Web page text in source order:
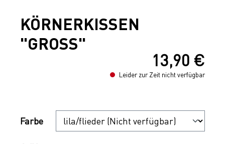
KÖRNERKISSEN
"GROSS"
13,90 €
Leider zur Zeit nicht verfügbar
FarbeAuswählen